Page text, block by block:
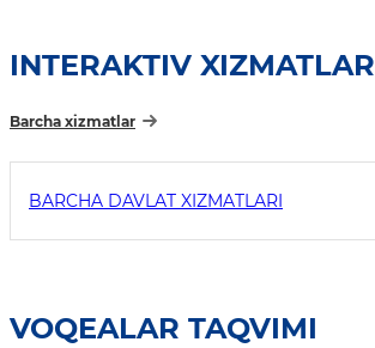
INTERAKTIV XIZMATLAR
Barcha xizmatlar
BARCHA DAVLAT XIZMATLARI
VOQEALAR TAQVIMI